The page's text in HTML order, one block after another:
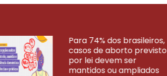
Para 74% dos brasileiros,
casos de aborto previsto
por lei devem ser
mantidos ou ampliados
VEJA MAIS PESQUISAS